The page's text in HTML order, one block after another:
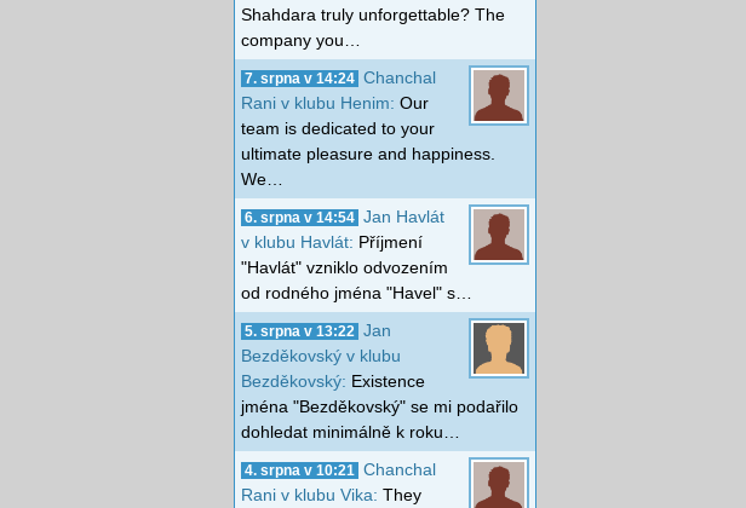
Shahdara truly unforgettable? The
company you…
7. srpna v 14:24 Chanchal
Rani v klubu Henim: Our
team is dedicated to your
ultimate pleasure and happiness.
We…
6. srpna v 14:54 Jan Havlát
v klubu Havlát: Příjmení
"Havlát" vzniklo odvozením
od rodného jména "Havel" s…
5. srpna v 13:22
Jan
Bezděkovský v klubu
Bezděkovský: Existence
jména "Bezděkovský" se mi podařilo
dohledat minimálně k roku…
4. srpna v 10:21
Chanchal
Rani v klubu Vika: They